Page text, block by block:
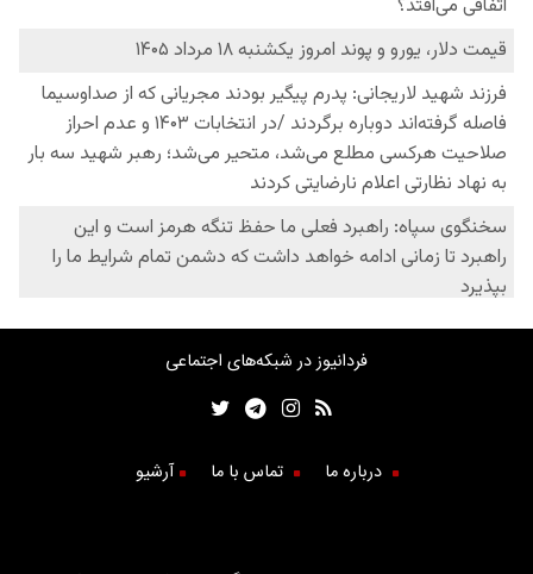
فردانیوز در شبکه‌های اجتماعی
درباره ما تماس با ما آرشیو